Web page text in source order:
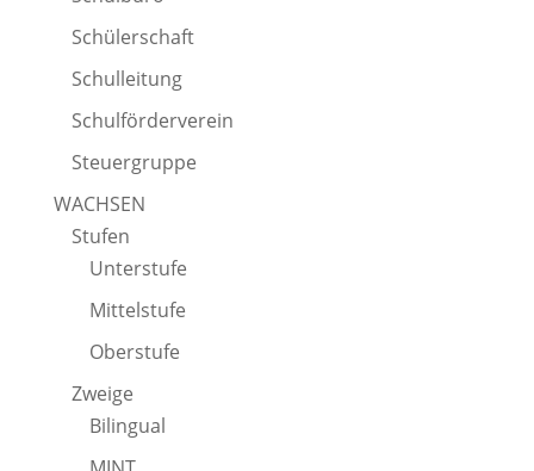
Schülerschaft
Schulleitung
Schulförderverein
Steuergruppe
WACHSEN
Stufen
Unterstufe
Mittelstufe
Oberstufe
Zweige
Bilingual